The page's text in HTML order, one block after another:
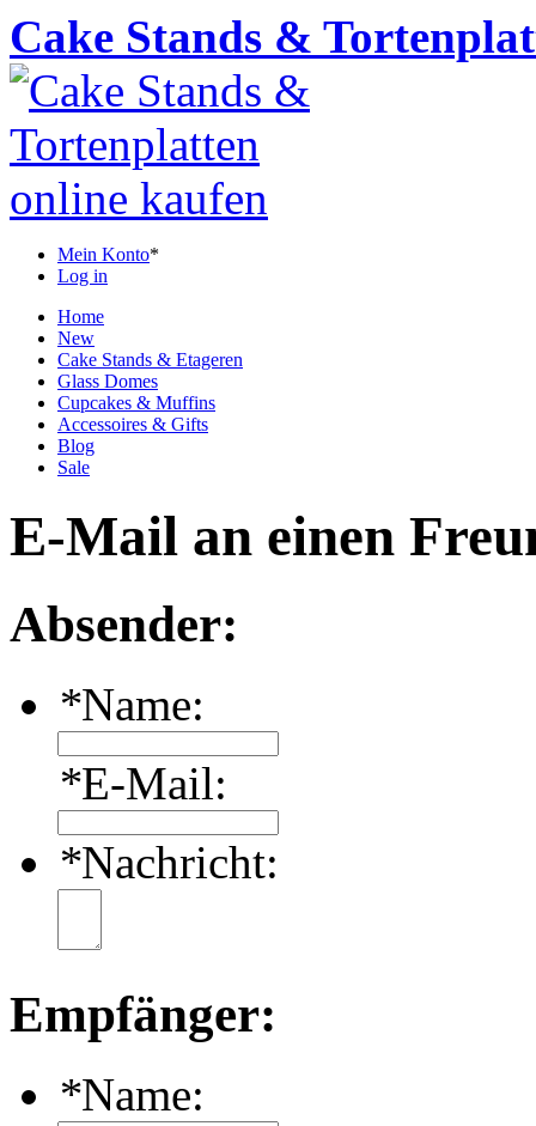
Cake Stands &
Mein Konto*
Log in
Home
New
Cake Stands & Etageren
Glass Domes
Cupcakes & Muffins
Accessoires & Gifts
Blog
Sale
E-Mail an einen
Absender:
*Name:
*E-Mail:
*Nachricht:
Empfänger:
*Name: